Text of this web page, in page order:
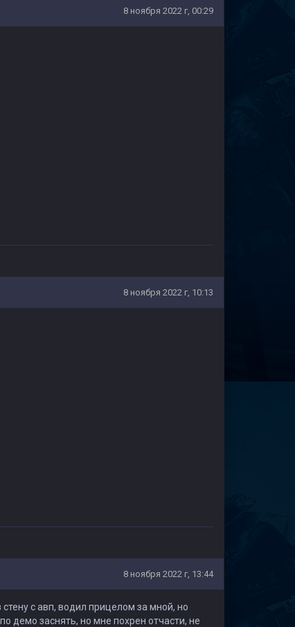
8 ноября 2022 г, 00:29
8 ноября 2022 г, 10:13
8 ноября 2022 г, 13:44
с авп, водил прицелом за мной, но
демо заснять, но мне похрен отчасти, не